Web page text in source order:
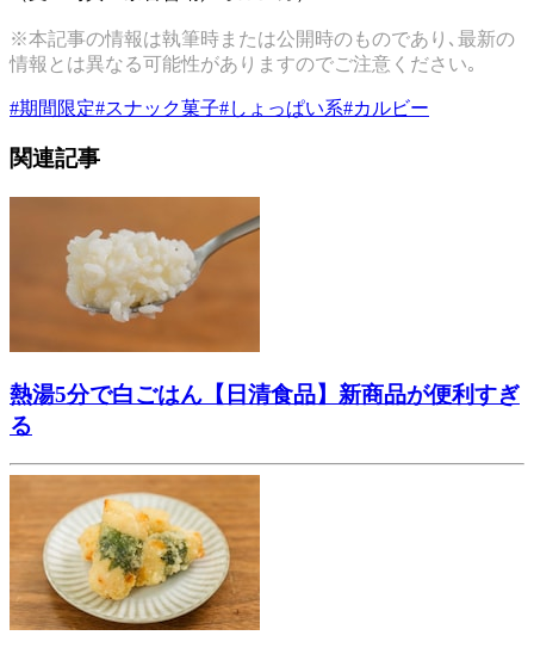
※本記事の情報は執筆時または公開時のものであり､最新の
情報とは異なる可能性がありますのでご注意ください｡
#期間限定#スナック菓子#しょっぱい系#カルビー
関連記事
熱湯5分で白ごはん【日清食品】新商品が便利すぎ
る